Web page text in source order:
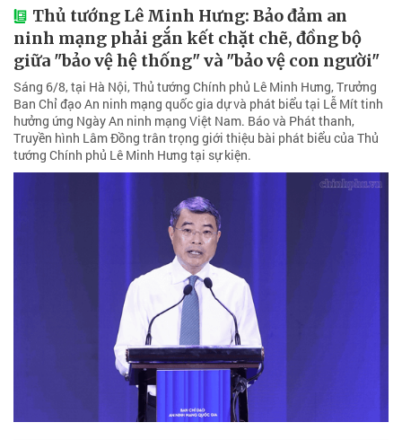
Thủ tướng Lê Minh Hưng: Bảo đảm an
ninh mạng phải gắn kết chặt chẽ, đồng bộ
giữa "bảo vệ hệ thống" và "bảo vệ con người"
Sáng 6/8, tại Hà Nội, Thủ tướng Chính phủ Lê Minh Hưng, Trưởng
Ban Chỉ đạo An ninh mạng quốc gia dự và phát biểu tại Lễ Mít tinh
hưởng ứng Ngày An ninh mạng Việt Nam. Báo và Phát thanh,
Truyền hình Lâm Đồng trân trọng giới thiệu bài phát biểu của Thủ
tướng Chính phủ Lê Minh Hưng tại sự kiện.